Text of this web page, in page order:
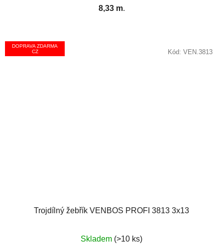
8,33 m.
DOPRAVA ZDARMA
CZ
Trojdílný žebřík VENBOS PROFI 3813 3x13
hodnocení
Skladem (>10 ks)
Kód: VEN.3813